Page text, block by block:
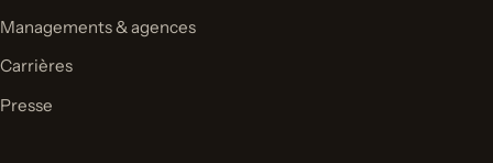
Managements & agences
Carrières
Presse